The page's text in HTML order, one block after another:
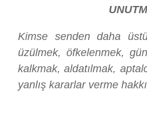
Kimse senden daha
üzülmek, öfkelenmek,
kalkmak, aldatılmak,
yanlış kararlar verme